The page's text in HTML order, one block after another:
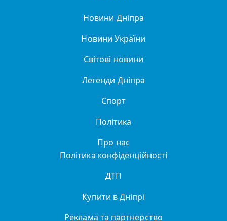
Новини Дніпра
Новини України
Світові новини
Легенди Дніпра
Спорт
Політика
Про нас
Політика конфіденційності
ДТП
Купити в Дніпрі
Реклама та партнерство